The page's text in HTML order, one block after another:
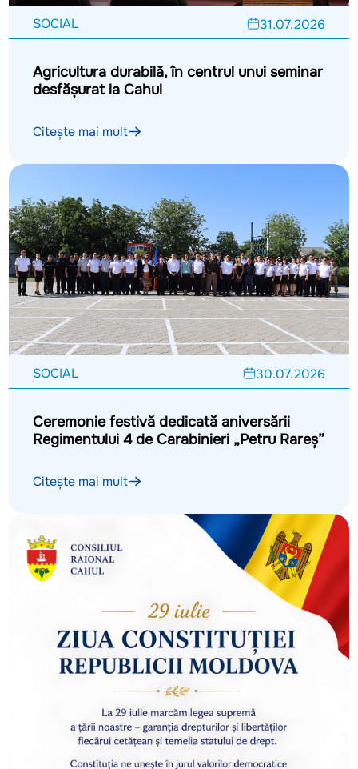
SOCIAL 31.07.2026
Agricultura durabilă, în centrul unui seminar
desfășurat la Cahul
Citește mai mult
SOCIAL 30.07.2026
Ceremonie festivă dedicată aniversării
Regimentului 4 de Carabinieri „Petru Rareș”
Citește mai mult